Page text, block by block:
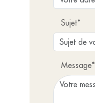
Sujet*
Message*